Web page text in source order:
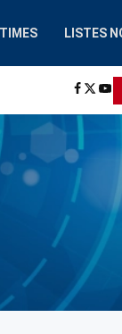
LISTES
A